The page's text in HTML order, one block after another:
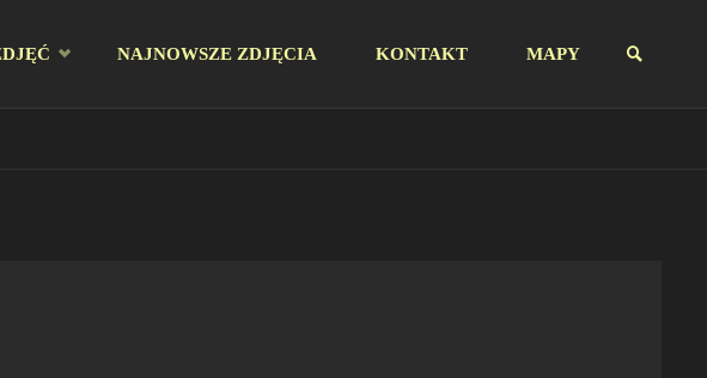
NAJNOWSZE ZDJĘCIA KONTAKT MAPY